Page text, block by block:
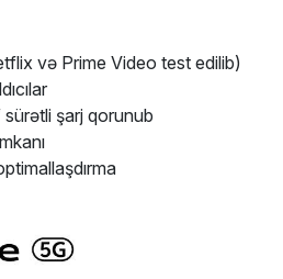
və Prime Video test edilib)
sürətli şarj qorunub